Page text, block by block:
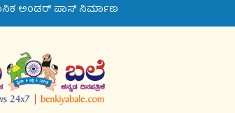
ಕೊಲೆ ಪ್ರಕರಣ